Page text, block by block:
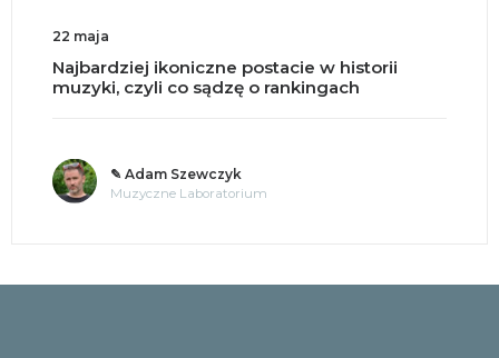
Split brain, czyli co się dzieje po
mózgu na pół?
Tajemnice umysłu